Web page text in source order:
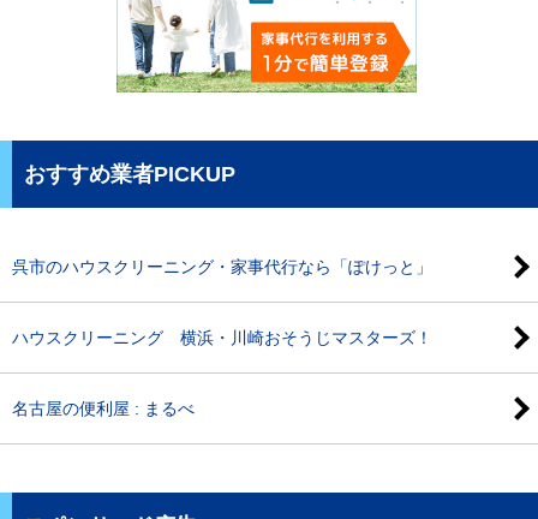
おすすめ業者PICKUP
呉市のハウスクリーニング・家事代行なら「ぽけっと」
ハウスクリーニング 横浜・川崎おそうじマスターズ！
名古屋の便利屋 : まるべ